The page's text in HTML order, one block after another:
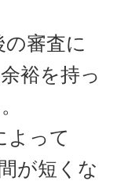
の審査に
裕を持っ
よって
が短くな